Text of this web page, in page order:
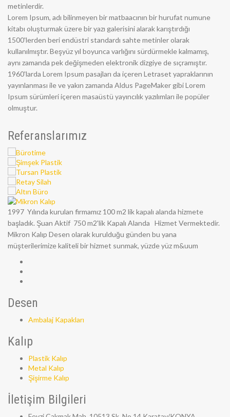
metinlerdir.
Lorem Ipsum, adı bilinmeyen bir matbaacının bir hurufat numune
kitabı oluşturmak üzere bir yazı galerisini alarak karıştırdığı
1500'lerden beri endüstri standardı sahte metinler olarak
kullanılmıştır. Beşyüz yıl boyunca varlığını sürdürmekle kalmamış,
aynı zamanda pek değişmeden elektronik dizgiye de sıçramıştır.
1960'larda Lorem Ipsum pasajları da içeren Letraset yapraklarının
yayınlanması ile ve yakın zamanda Aldus PageMaker gibi Lorem
Ipsum sürümleri içeren masaüstü yayıncılık yazılımları ile popüler
olmuştur.
Referanslarımız
1997 Yılında kurulan firmamız 100 m2 lik kapalı alanda hizmete
başladık. Şuan Aktif 750 m2'lik Kapalı Alanda Hizmet Vermektedir.
Mikron Kalıp Desen olarak kurulduğu günden bu yana
müşterilerimize kaliteli bir hizmet sunmak, yüzde yüz m&uum
Desen
Ambalaj Kapakları
Kalıp
Plastik Kalıp
Metal Kalıp
Şişirme Kalıp
İletişim Bilgileri